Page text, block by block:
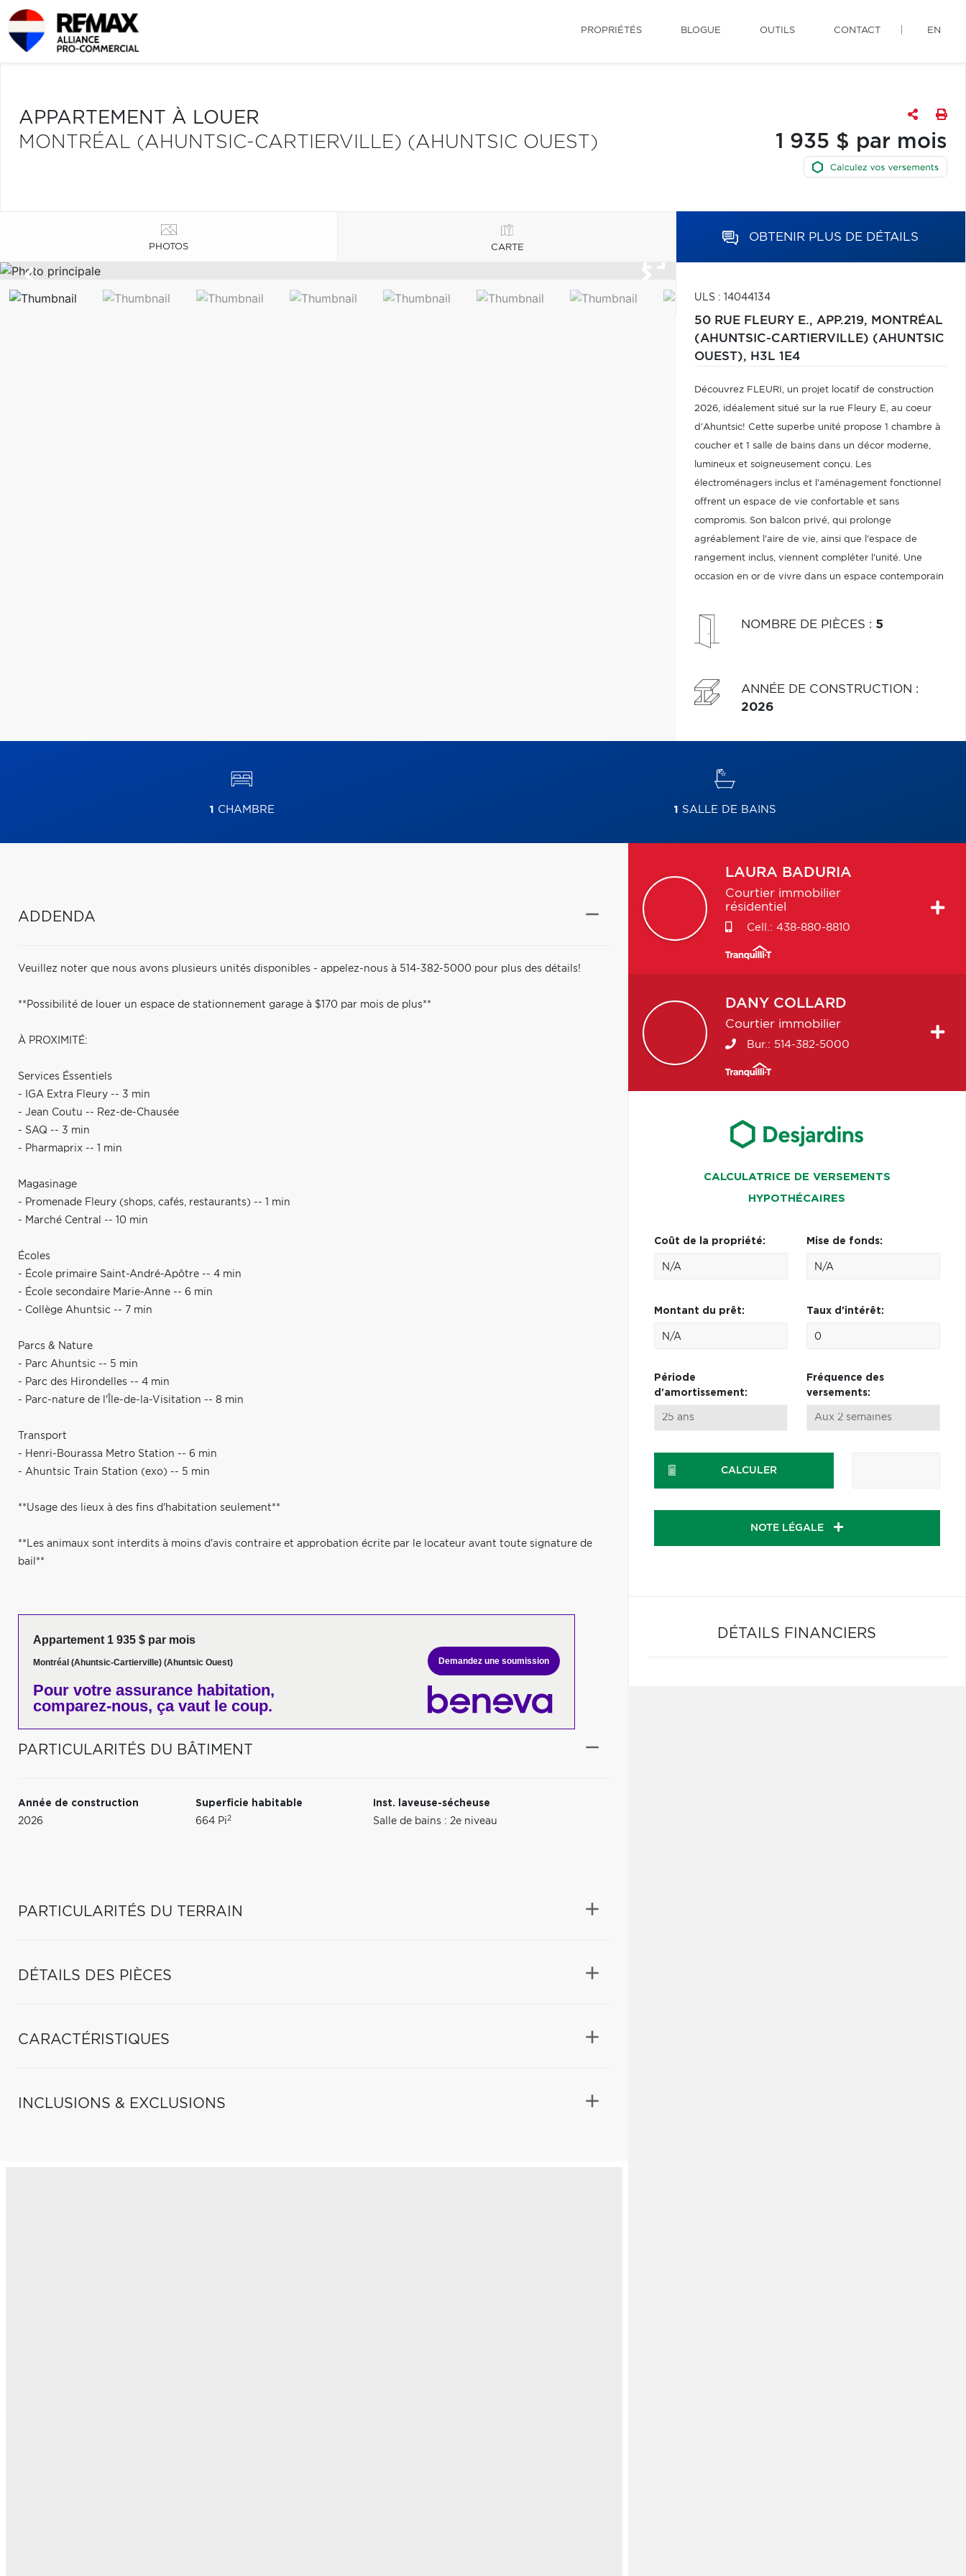
PROPRIÉTÉS BLOGUE OUTILS CONTACT EN
APPARTEMENT À LOUER
MONTRÉAL (AHUNTSIC-CARTIERVILLE) (AHUNTSIC OUEST)
1 935 $ par mois
PHOTOS CARTE
OBTENIR PLUS DE DÉTAILS
ULS : 14044134
50 RUE FLEURY E., APP.219, MONTRÉAL
(AHUNTSIC-CARTIERVILLE) (AHUNTSIC
OUEST), H3L 1E4
Découvrez FLEURI, un projet locatif de construction
2026, idéalement situé sur la rue Fleury E, au coeur
d'Ahuntsic! Cette superbe unité propose 1 chambre à
coucher et 1 salle de bains dans un décor moderne,
lumineux et soigneusement conçu. Les
électroménagers inclus et l'aménagement fonctionnel
offrent un espace de vie confortable et sans
compromis. Son balcon privé, qui prolonge
agréablement l'aire de vie, ainsi que l'espace de
rangement inclus, viennent compléter l'unité. Une
occasion en or de vivre dans un espace contemporain
plus d'informations, contactez Équipe Laura & Dany
514-382-5000!
NOMBRE DE PIÈCES : 5
ANNÉE DE CONSTRUCTION :
2026
1 CHAMBRE 1 SALLE DE BAINS
ADDENDA
Veuillez noter que nous avons plusieurs unités disponibles - appelez-nous à 514-382-5000 pour plus des détails!
**Possibilité de louer un espace de stationnement garage à $170 par mois de plus**
À PROXIMITÉ:
Services Éssentiels
- IGA Extra Fleury -- 3 min
- Jean Coutu -- Rez-de-Chausée
- SAQ -- 3 min
- Pharmaprix -- 1 min
Magasinage
- Promenade Fleury (shops, cafés, restaurants) -- 1 min
- Marché Central -- 10 min
Écoles
- École primaire Saint-André-Apôtre -- 4 min
- École secondaire Marie-Anne -- 6 min
- Collège Ahuntsic -- 7 min
Parcs & Nature
- Parc Ahuntsic -- 5 min
- Parc des Hirondelles -- 4 min
- Parc-nature de l'Île-de-la-Visitation -- 8 min
Transport
- Henri-Bourassa Metro Station -- 6 min
- Ahuntsic Train Station (exo) -- 5 min
**Usage des lieux à des fins d'habitation seulement**
**Les animaux sont interdits à moins d'avis contraire et approbation écrite par le locateur avant toute signature de
bail**
Appartement 1 935 $ par mois
Montréal (Ahuntsic-Cartierville) (Ahuntsic Ouest)
Pour votre assurance habitation,
comparez-nous, ça vaut le coup.
Demandez une soumission
PARTICULARITÉS DU BÂTIMENT
Année de construction
2026
Superficie habitable
664 Pi2
Inst. laveuse-sécheuse
Salle de bains : 2e niveau
PARTICULARITÉS DU TERRAIN
DÉTAILS DES PIÈCES
CARACTÉRISTIQUES
INCLUSIONS & EXCLUSIONS
LAURA BADURIA
Courtier immobilier
résidentiel
Cell.: 438-880-8810
DANY COLLARD
Courtier immobilier
Bur.: 514-382-5000
CALCULATRICE DE VERSEMENTS
HYPOTHÉCAIRES
Coût de la propriété: Mise de fonds:
Montant du prêt: Taux d'intérêt:
Période
d'amortissement:
Fréquence des
versements:
CALCULER
NOTE LÉGALE
DÉTAILS FINANCIERS